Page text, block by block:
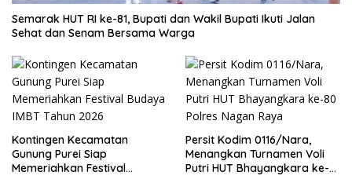
Semarak HUT RI ke-81, Bupati dan Wakil Bupati Ikuti Jalan
Sehat dan Senam Bersama Warga
Kontingen Kecamatan
Gunung Purei Siap
Memeriahkan Festival
Persit Kodim 0116/Nara,
Menangkan Turnamen Voli
Putri HUT Bhayangkara ke-